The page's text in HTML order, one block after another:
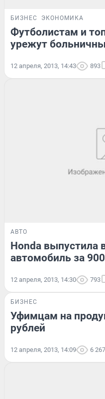
БИЗНЕС ЭКОНОМИКА
Футболистам и
урежут
12 апреля, 2013, 14:43 893
АВТО
Honda выпустила
автомобиль за
12 апреля, 2013, 14:30 793
БИЗНЕС
Уфимцам на
рублей
12 апреля, 2013, 14:09 6 267